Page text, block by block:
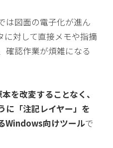
は図面の電子化が進ん
に対して直接メモや指摘
確認作業が煩雑になる
を改変することなく、
に「注記レイヤー」を
Windows向けツールで